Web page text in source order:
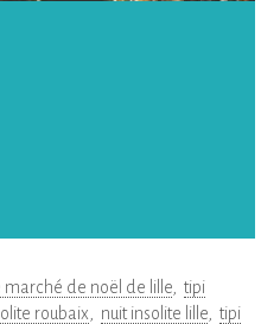
marché de noël de lille
tipi
roubaix nuit insolite lille
tipi